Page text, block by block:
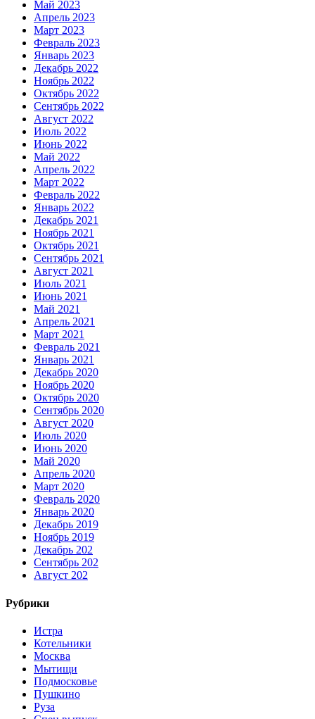
Май 2023
Апрель 2023
Март 2023
Февраль 2023
Январь 2023
Декабрь 2022
Ноябрь 2022
Октябрь 2022
Сентябрь 2022
Август 2022
Июль 2022
Июнь 2022
Май 2022
Апрель 2022
Март 2022
Февраль 2022
Январь 2022
Декабрь 2021
Ноябрь 2021
Октябрь 2021
Сентябрь 2021
Август 2021
Июль 2021
Июнь 2021
Май 2021
Апрель 2021
Март 2021
Февраль 2021
Январь 2021
Декабрь 2020
Ноябрь 2020
Октябрь 2020
Сентябрь 2020
Август 2020
Июль 2020
Июнь 2020
Май 2020
Апрель 2020
Март 2020
Февраль 2020
Январь 2020
Декабрь 2019
Ноябрь 2019
Декабрь 202
Сентябрь 202
Август 202
Рубрики
Истра
Котельники
Москва
Мытищи
Подмосковье
Пушкино
Руза